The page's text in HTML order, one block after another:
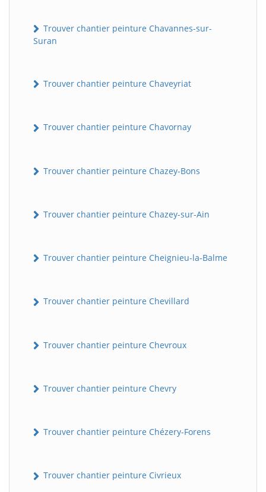
Trouver chantier peinture Chavannes-sur-
Suran
Trouver chantier peinture Chaveyriat
Trouver chantier peinture Chavornay
Trouver chantier peinture Chazey-Bons
Trouver chantier peinture Chazey-sur-Ain
Trouver chantier peinture Cheignieu-la-Balme
Trouver chantier peinture Chevillard
Trouver chantier peinture Chevroux
Trouver chantier peinture Chevry
Trouver chantier peinture Chézery-Forens
Trouver chantier peinture Civrieux